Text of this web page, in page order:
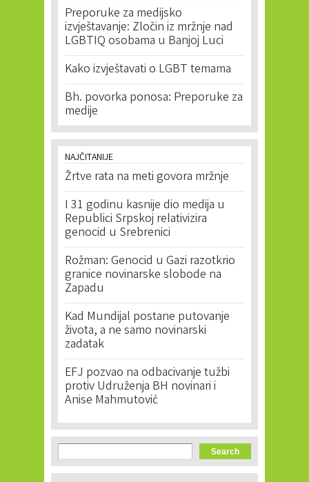
Preporuke za medijsko
izvještavanje: Zločin iz mržnje nad
LGBTIQ osobama u Banjoj Luci
Kako izvještavati o LGBT temama
Bh. povorka ponosa: Preporuke za
medije
NAJČITANIJE
Žrtve rata na meti govora mržnje
I 31 godinu kasnije dio medija u
Republici Srpskoj relativizira
genocid u Srebrenici
Rožman: Genocid u Gazi razotkrio
granice novinarske slobode na
Zapadu
Kad Mundijal postane putovanje
života, a ne samo novinarski
zadatak
EFJ pozvao na odbacivanje tužbi
protiv Udruženja BH novinari i
Anise Mahmutović
Search form
Search